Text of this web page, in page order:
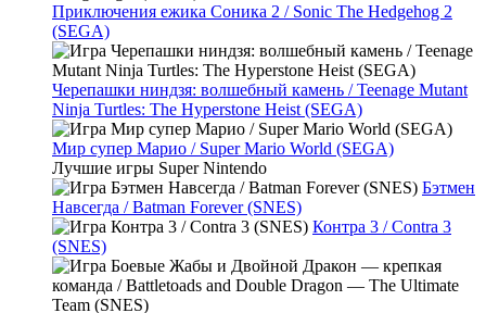
Приключения ежика Соника 2 / Sonic The Hedgehog 2
(SEGA)
Черепашки ниндзя: волшебный камень / Teenage Mutant
Ninja Turtles: The Hyperstone Heist (SEGA)
Мир супер Марио / Super Mario World (SEGA)
Лучшие игры Super Nintendo
Бэтмен
Навсегда / Batman Forever (SNES)
Контра 3 / Contra 3
(SNES)